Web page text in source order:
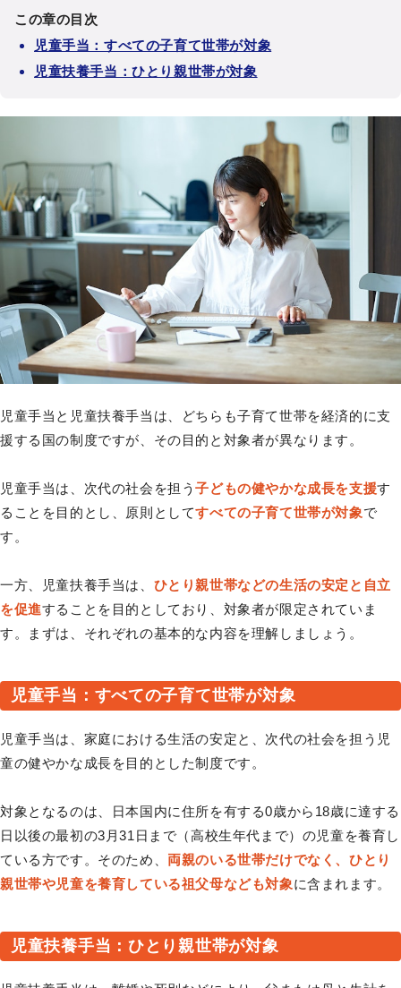
この章の目次
児童手当：すべての子育て世帯が対象
児童扶養手当：ひとり親世帯が対象
児童手当と児童扶養手当は、どちらも子育て世帯を経済的に支
援する国の制度ですが、その目的と対象者が異なります。
児童手当は、次代の社会を担う子どもの健やかな成長を支援す
ることを目的とし、原則としてすべての子育て世帯が対象で
す。
一方、児童扶養手当は、 ひとり親世帯などの生活の安定と自立
を促進することを目的としており、対象者が限定されていま
す。まずは、それぞれの基本的な内容を理解しましょう。
児童手当：すべての子育て世帯が対象
児童手当は、家庭における生活の安定と、次代の社会を担う児
童の健やかな成長を目的とした制度です。
対象となるのは、日本国内に住所を有する0歳から18歳に達する
日以後の最初の3月31日まで（高校生年代まで）の児童を養育し
ている方です。そのため、 両親のいる世帯だけでなく、ひとり
親世帯や児童を養育している祖父母なども対象に含まれます。
児童扶養手当：ひとり親世帯が対象